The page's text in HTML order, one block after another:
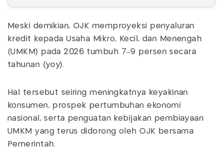
Meski demikian, OJK memproyeksi penyaluran
kredit kepada Usaha Mikro, Kecil, dan Menengah
(UMKM) pada 2026 tumbuh 7–9 persen secara
tahunan (yoy).
Hal tersebut seiring meningkatnya keyakinan
konsumen, prospek pertumbuhan ekonomi
nasional, serta penguatan kebijakan pembiayaan
UMKM yang terus didorong oleh OJK bersama
Pemerintah.